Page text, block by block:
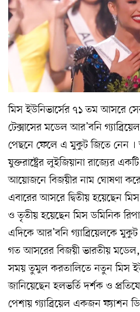
মিস ইউনিভার্সের ৭১ তম আসরে
টেক্সাসের মডেল আর’বনি
পেছনে ফেলে এ মুকুট জিতে নেন ।
যুক্তরাষ্ট্রের লুইজিয়ানা রাজ্যের
আয়োজনে বিজয়ীর নাম ঘোষণা
এবারের আসরে দ্বিতীয় হয়েছেন
ও তৃতীয় হয়েছেন মিস ডমিনিক
এদিকে আর’বনি গ্যাব্রিয়েলকে
গত আসরের বিজয়ী ভারতীয় মডেল,
সময় তুমুল করতালিতে নতুন মিস
জানিয়েছেন হলভর্তি দর্শক ও
পেশায় গ্যাব্রিয়েল একজন ফ্যাশন